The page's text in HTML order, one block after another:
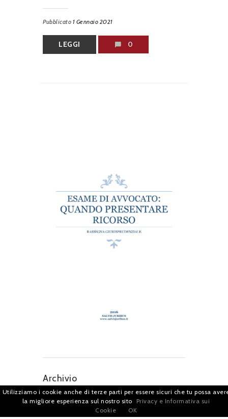
Pubblicato 1 Gennaio 2021
LEGGI 0
Archivio
Utilizziamo i cookie anche di terze parti per essere sicuri che tu possa
la migliore esperienza sul nostro sito
Privacy e Informativa sui
Cookie
OK